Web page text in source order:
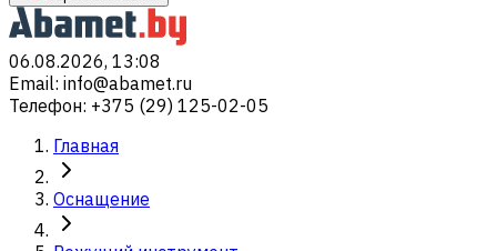
06.08.2026, 13:08
Email: info@abamet.ru
Телефон: +375 (29) 125-02-05
Главная
Оснащение